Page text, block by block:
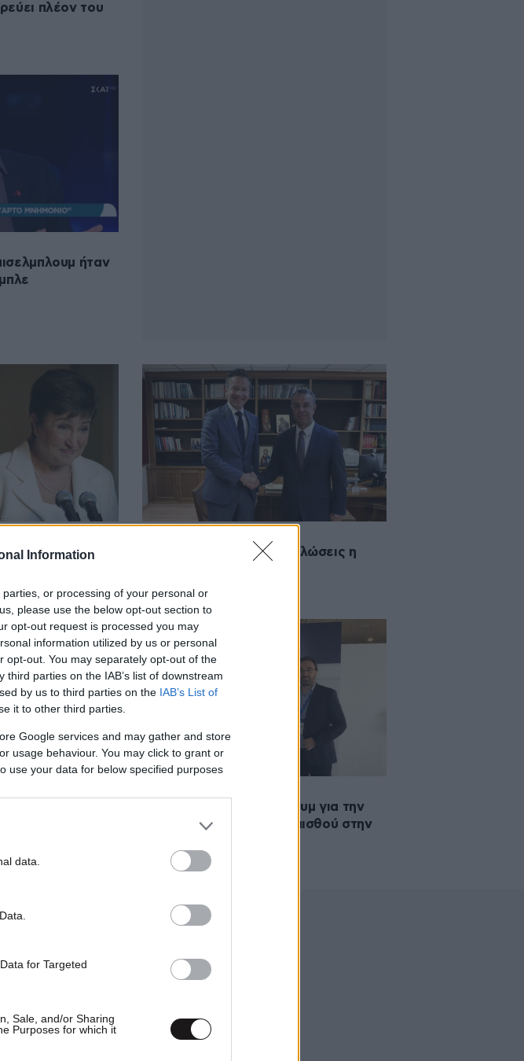
Information
or processing of your personal or
please use the below opt-out section to
opt-out request is processed you may
information utilized by us or personal
opt-out. You may separately opt-out of the
parties on the IAB’s list of downstream
by us to third parties on the IAB’s List of
it to other third parties.
Google services and may gather and store
usage behaviour. You may click to grant or
use your data for below specified purposes
data.
for Targeted
Sale, and/or Sharing
Purposes for which it
πλέον του
ήταν
Ποια είναι η
Ολοκληρώθηκε χωρίς δηλώσεις η
Ντάισελμπλουμ
του και
Ανησυχεί ο Ντάισελμπλουμ για την
αύξηση του κατώτατου μισθού στην